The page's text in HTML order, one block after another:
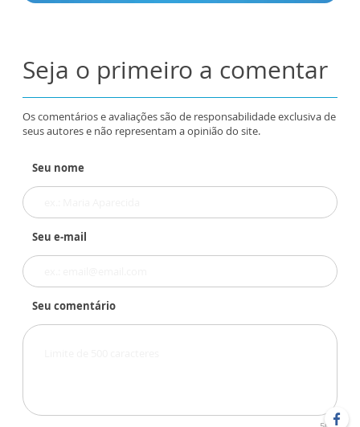
Seja o primeiro a comentar
Os comentários e avaliações são de responsabilidade exclusiva de
seus autores e não representam a opinião do site.
Seu nome
Seu e-mail
Seu comentário